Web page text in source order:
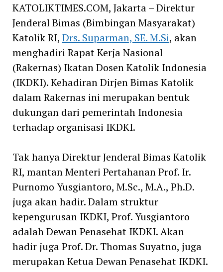
KATOLIKTIMES.COM, Jakarta – Direktur
Jenderal Bimas (Bimbingan Masyarakat)
Katolik RI, Drs. Suparman, SE. M.Si, akan
menghadiri Rapat Kerja Nasional
(Rakernas) Ikatan Dosen Katolik Indonesia
(IKDKI). Kehadiran Dirjen Bimas Katolik
dalam Rakernas ini merupakan bentuk
dukungan dari pemerintah Indonesia
terhadap organisasi IKDKI.
Tak hanya Direktur Jenderal Bimas Katolik
RI, mantan Menteri Pertahanan Prof. Ir.
Purnomo Yusgiantoro, M.Sc., M.A., Ph.D.
juga akan hadir. Dalam struktur
kepengurusan IKDKI, Prof. Yusgiantoro
adalah Dewan Penasehat IKDKI. Akan
hadir juga Prof. Dr. Thomas Suyatno, juga
merupakan Ketua Dewan Penasehat IKDKI.